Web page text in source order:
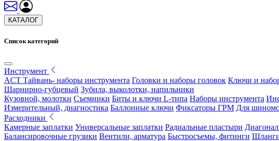
КАТАЛОГ
Список категорий
Инструмент
ACT Тайвань- наборы инструмента Головки и наборы головок Ключи и
Шарнирно-губцевый Зубила, выколотки, напильники
Кузовной, молотки Съемники Биты и ключи L-типа Наборы инструмента
Измерительный, диагностика Баллонные ключи Фиксаторы ГРМ Для
Расходники
Камерные заплатки Универсальные заплатки Радиальные пластыри
Балансировочные грузики Вентили, арматура Быстросъемы, фитинги